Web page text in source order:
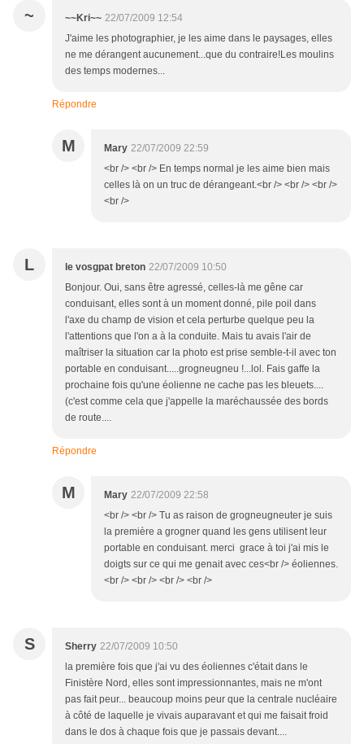
~ ~~Kri~~ 22/07/2009 12:54
J'aime les photographier, je les aime dans le paysages, elles
ne me dérangent aucunement...que du contraire!Les moulins
des temps modernes...
Répondre
M Mary 22/07/2009 22:59
<br /> <br /> En temps normal je les aime bien mais
celles là on un truc de dérangeant.<br /> <br /> <br />
<br />
L le vosgpat breton 22/07/2009 10:50
Bonjour. Oui, sans être agressé, celles-là me gêne car
conduisant, elles sont à un moment donné, pile poil dans
l'axe du champ de vision et cela perturbe quelque peu la
l'attentions que l'on a à la conduite. Mais tu avais l'air de
maîtriser la situation car la photo est prise semble-t-il avec ton
portable en conduisant.....grogneugneu !...lol. Fais gaffe la
prochaine fois qu'une éolienne ne cache pas les bleuets....
(c'est comme cela que j'appelle la maréchaussée des bords
de route....
Répondre
M Mary 22/07/2009 22:58
<br /> <br /> Tu as raison de grogneugneuter je suis
la première a grogner quand les gens utilisent leur
portable en conduisant. merci grace à toi j'ai mis le
doigts sur ce qui me genait avec ces<br /> éoliennes.
<br /> <br /> <br /> <br />
S Sherry 22/07/2009 10:50
la première fois que j'ai vu des éoliennes c'était dans le
Finistère Nord, elles sont impressionnantes, mais ne m'ont
pas fait peur... beaucoup moins peur que la centrale nucléaire
à côté de laquelle je vivais auparavant et qui me faisait froid
dans le dos à chaque fois que je passais devant....